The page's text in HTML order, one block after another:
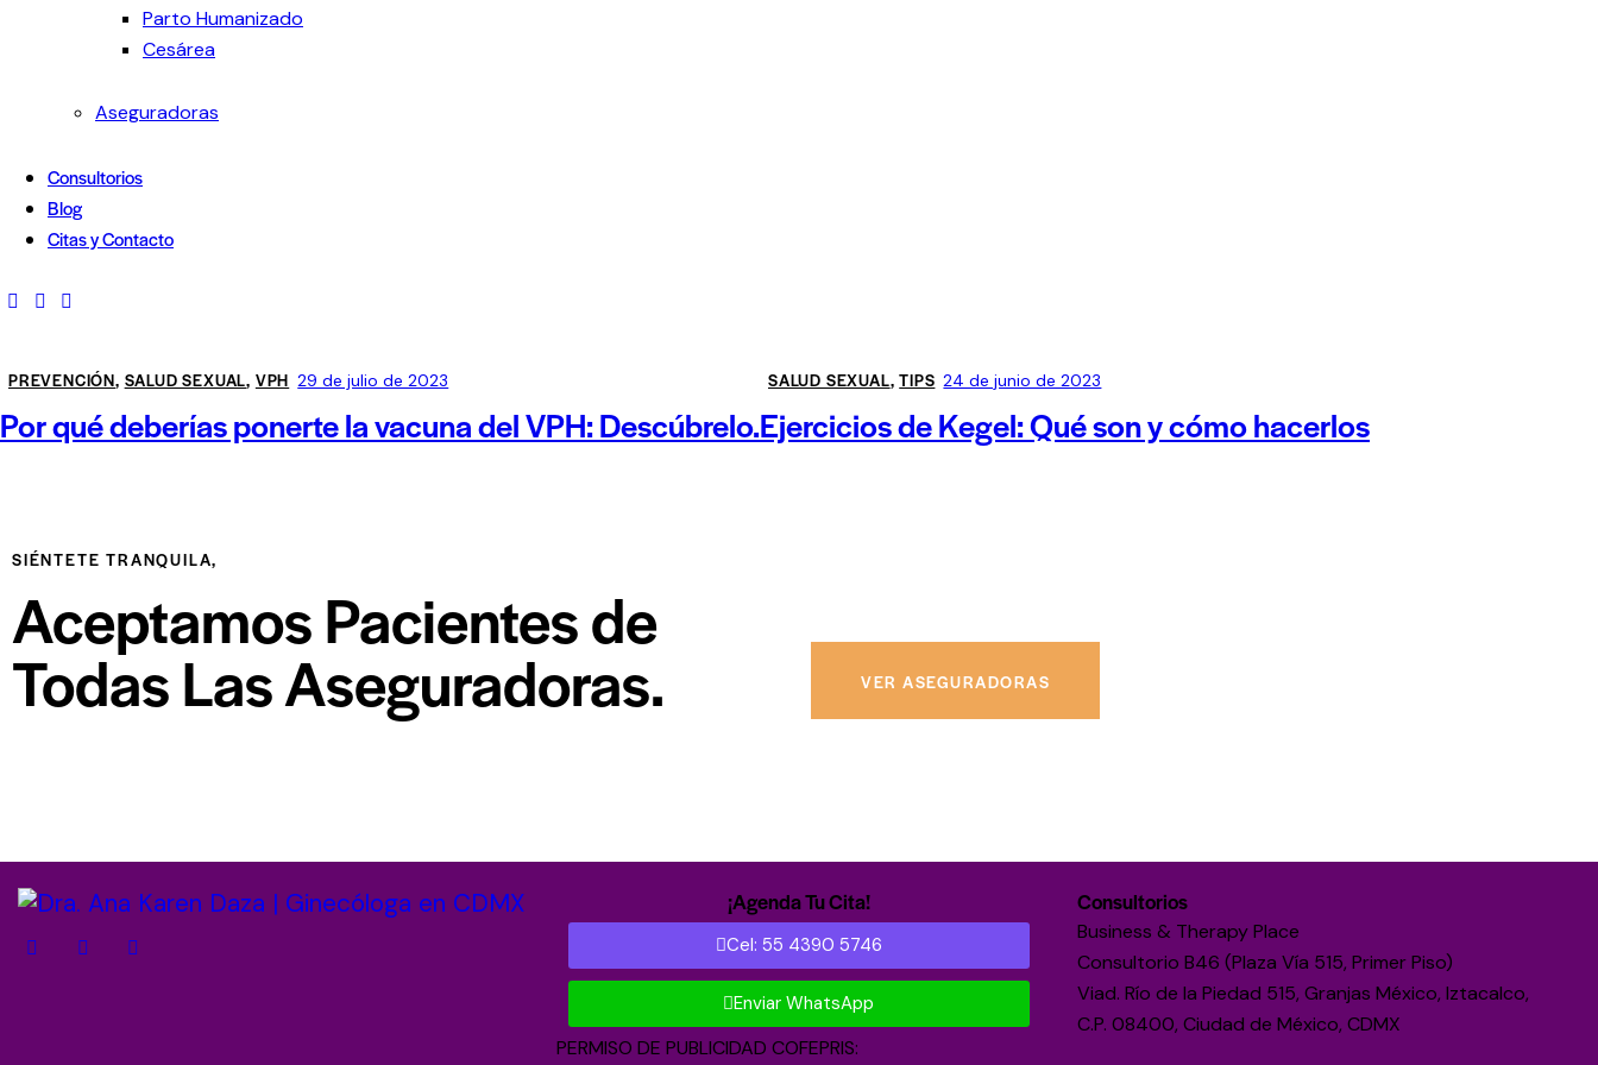
Parto Humanizado
Cesárea
Aseguradoras
Consultorios
Blog
Citas y Contacto
PREVENCIÓN, SALUD SEXUAL, VPH 29 de julio de 2023
Por qué deberías ponerte la vacuna del VPH: Descúbrelo.
SALUD SEXUAL,TIPS 24 de junio de 2023
Ejercicios de Kegel: Qué son y cómo hacerlos
SIÉNTETE TRANQUILA,
Aceptamos Pacientes de
Todas Las Aseguradoras. VER ASEGURADORAS
¡Agenda Tu Cita!
Cel: 55 4390 5746
Enviar WhatsApp
PERMISO DE PUBLICIDAD COFEPRIS:
Consultorios
Business & Therapy Place
Consultorio B46 (Plaza Vía 515, Primer Piso)
Viad. Río de la Piedad 515, Granjas México, Iztacalco,
C.P. 08400, Ciudad de México, CDMX